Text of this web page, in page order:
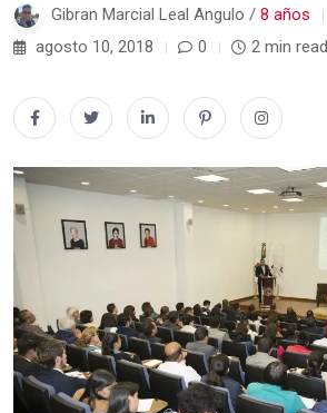
Gibran Marcial Leal Angulo / 8 años
agosto 10, 2018
0 2 min read